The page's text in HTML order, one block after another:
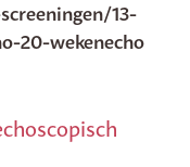
13-
20-wekenecho